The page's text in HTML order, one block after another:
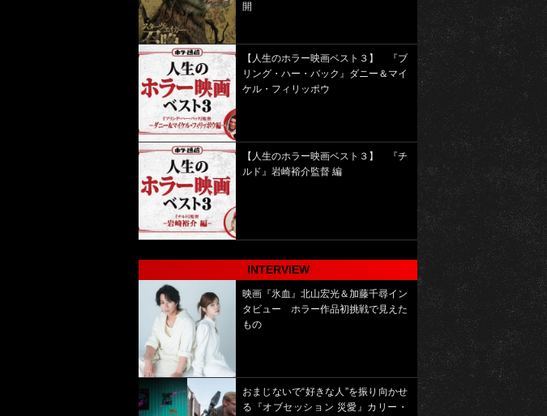
開
【人生のホラー映画ベスト３】 『ブ
リング・ハー・バック』ダニー＆マイ
ケル・フィリッポウ
【人生のホラー映画ベスト３】 『チ
ルド』岩崎裕介監督 編
INTERVIEW
映画『氷血』北山宏光＆加藤千尋イン
タビュー ホラー作品初挑戦で見えた
もの
おまじないで“好きな人”を振り向かせ
る『オブセッション 災愛』カリー・